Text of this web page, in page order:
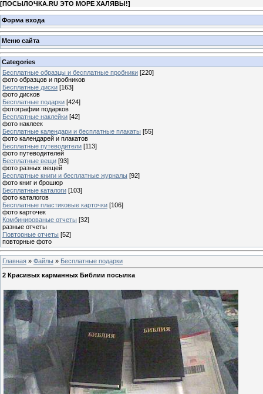
[ПОСЫЛОЧКА.RU ЭТО МОРЕ ХАЛЯВЫ!]
Форма входа
Меню сайта
Categories
Бесплатные образцы и бесплатные пробники [220]
фото образцов и пробников
Бесплатные диски [163]
фото дисков
Бесплатные подарки [424]
фотографии подарков
Бесплатные наклейки [42]
фото наклеек
Бесплатные календари и бесплатные плакаты [55]
фото календарей и плакатов
Бесплатные путеводители [113]
фото путеводителей
Бесплатные вещи [93]
фото разных вещей
Бесплатные книги и бесплатные журналы [92]
фото книг и брошюр
Бесплатные каталоги [103]
фото каталогов
Бесплатные пластиковые карточки [106]
фото карточек
Комбинированые отчеты [32]
разные отчеты
Повторные отчеты [52]
повторные фото
Главная » Файлы » Бесплатные подарки
2 Красивых карманных Библии посылка